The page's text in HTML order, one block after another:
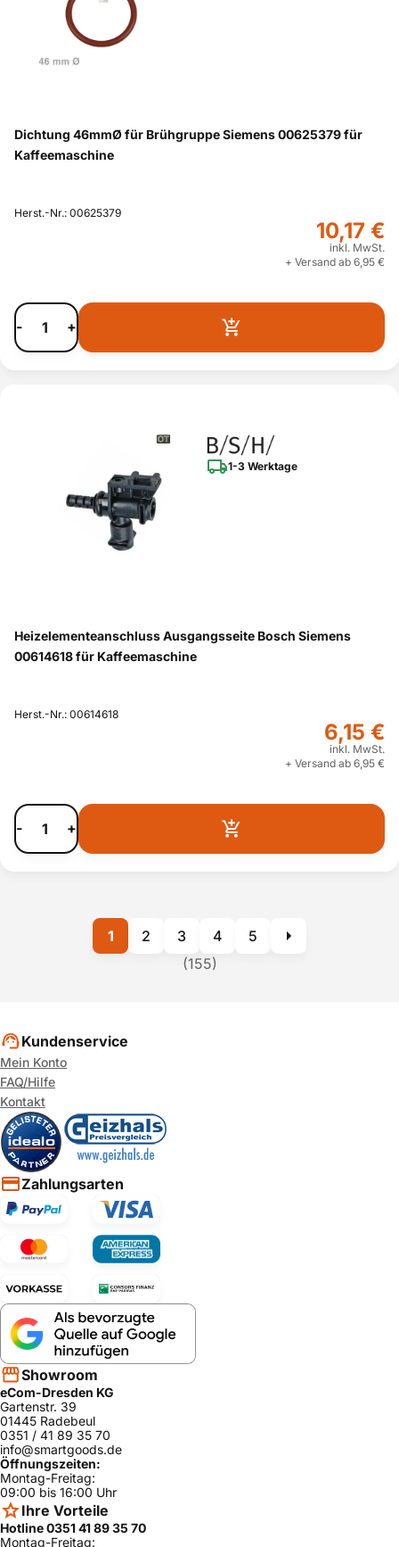
Dichtung 46mmØ für Brühgruppe Siemens 00625379 für
Kaffeemaschine
Herst.-Nr.: 00625379
10,17 €
inkl. MwSt.
+ Versand ab 6,95 €
- +
1-3 Werktage
Heizelementeanschluss Ausgangsseite Bosch Siemens
00614618 für Kaffeemaschine
Herst.-Nr.: 00614618
6,15 €
inkl. MwSt.
+ Versand ab 6,95 €
- +
(155)
1 2 3 4 5
Kundenservice
Mein Konto
FAQ/Hilfe
Kontakt
Zahlungsarten
Showroom
eCom-Dresden KG
Gartenstr. 39
01445 Radebeul
0351 / 41 89 35 70
info@smartgoods.de
Öffnungszeiten:
Montag-Freitag:
09:00 bis 16:00 Uhr
Ihre Vorteile
Hotline 0351 41 89 35 70
Montag-Freitag: